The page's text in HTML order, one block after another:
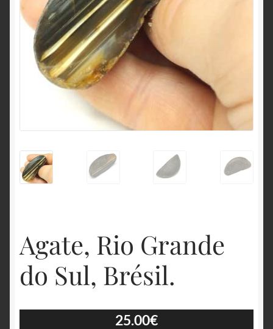
Agate, Rio Grande
do Sul, Brésil.
25.00€